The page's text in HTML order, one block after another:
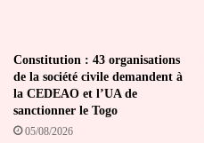
Constitution : 43 organisations
de la société civile demandent à
la CEDEAO et l’UA de
sanctionner le Togo
05/08/2026